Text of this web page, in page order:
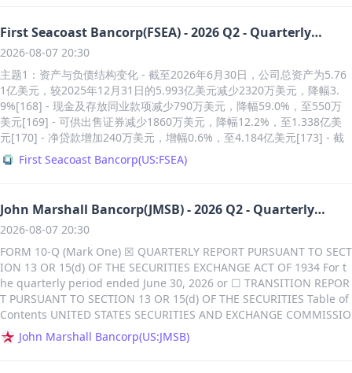
万美元，2025年同期为收益1.16亿美元[491] - 2026年第二季度净已实现
投资损失为1000万美元，2025年同期为600万美元[587] - 2026年上半年
净已实现投资损失为2500万美元，2025年同期为2200万美元[587] - 202
6年第二季度外汇重测损失为100万美元，而2025年同期为收益7100万美
元[595] - 2026年上半年外汇重测损失为1900万美元，而2025年同期为
收益1.04亿美元[595] - 截至2026年6月30日，约66%的应收毛保费（扣
除应付佣金）以非美元货币计价[595] 主题10：金融担保业务表现 - 202
6年第二季度，金融担保板块毛承保保费（GWP）为8100万美元，新业
务现值（PVP）为7900万美元，毛承保面值为83.51亿美元[481] - 2026
同期为7600万美元[506] - 金融担保板块2026年上半年调整后营业收入为
1.87亿美元，2025年同期为2.44亿美元[506] - 2026年第二季度净赚保费
和信用衍生品收入为1.06亿美元，较2025年同期的9200万美元增长，主
要由于更高的赎回和更高的定期结构化融资净赚保费[514] - 2026年上半
年净赚保费和信用衍生品收入为1.92亿美元，较2025年同期的2.26亿美
元下降，主要由于2025年上半年LBIE诉讼解决相关的信用衍生品收入[51
4] - 截至2026年6月30日，36亿美元的净递延保费收入将在金融担保保险
合同存续期内赚取[514] - 2026年第二季度总GWP为8100万美元，较202
5年同期的8500万美元下降[517] - 2026年第二季度总PVP为7900万美
亿美元[25] - 2026财年第三季度报告调整后EBITDA为3497.3万美元，按
固定汇率计算为3539.9万美元[25]
69.4%[104] - 2026年第二季度，BancShares信贷损失拨备为负1000万
美元，而2025年同期为1.15亿美元拨备[207] 主题3：净利息收入和非利
息收入 - 2026年第二季度净利息收入为16.56亿美元，较2025年同期的1
6.95亿美元下降2.3%[16] - 2026年第二季度非利息收入为7.76亿美元，
较2025年同期的6.78亿美元增长14.5%[16] - 2026年第二季度，BancSh
ares净利息收入为16.56亿美元，较2025年同期的16.95亿美元下降2.3%
[207] 主题4：贷款和租赁业务表现 - 截至2026年6月30日，贷款和租赁
总额为1510.34亿美元，较2025年12月31日的1479.30亿美元增长2.1%
[14] - 截至2026年6月30日，贷款和租赁总额为1510.34亿美元，高于20
2月31日，贷款和租赁总额为1479.30亿美元，其中不良贷款为13.07亿美
元[68] - 截至2026年6月30日，商业贷款和租赁总额为1245.38亿美元，
租赁总额为264.96亿美元，其中不良贷款为2.42亿美元[68] - 截至2026
年6月30日，商业贷款总额为1245.38亿美元，其中“通过”类贷款为1180.
47亿美元[77] - 截至2026年6月30日，消费贷款总额为264.96亿美元[78]
- 截至2025年12月31日，商业贷款总额为1207.34亿美元，其中Pass级
贷款为1137.01亿美元[79] - 截至2025年12月31日，消费贷款总额为27
1.96亿美元[80] - 2026年第二季度末，BancShares贷款和租赁总额为15
First Seacoast Bancorp(FSEA) - 2026 Q2 - Quarterly
Report
2026-08-07 20:30
主题1：资产与负债结构变化 - 截至2026年6月30日，公司总资产为5.76
1亿美元，较2025年12月31日的5.993亿美元减少2320万美元，降幅3.
9%[168] - 现金及存放同业款项减少790万美元，降幅59.0%，至550万
美元[169] - 可供出售证券减少1860万美元，降幅12.2%，至1.338亿美
元[170] - 净贷款增加240万美元，增幅0.6%，至4.184亿美元[173] - 截
至2026年6月30日，存款总额为4.542亿美元，较2025年12月31日的4.7
08亿美元减少1660万美元，降幅3.5%[181] - 核心存款（不含定期存
2026年6月30日的4480万美元[182] - 股东权益总额增加26.3万美元，增
幅0.4%，至2026年6月30日的6380万美元[182] 主题2：贷款组合细分 -
商业和工业贷款增加430万美元，增幅18.9%，至2680万美元[174] - 收
购、开发和土地贷款增加290万美元，增幅22.8%，至1580万美元[174] -
房屋净值贷款及信贷额度增加290万美元，增幅14.1%，至2360万美元[1
74] 主题3：存款与保险状况 - 截至2026年6月30日，未保险存款总额估
计不超过1.214亿美元，占总存款的26.7%[179] - 截至2026年6月30日，
4：信贷质量与准备 - 截至2026年6月30日，贷款信用损失准备为340万
First Seacoast Bancorp(US:FSEA)
John Marshall Bancorp(JMSB) - 2026 Q2 - Quarterly
Report
2026-08-07 20:30
FORM 10-Q (Mark One) ☒ QUARTERLY REPORT PURSUANT TO SECT
ION 13 OR 15(d) OF THE SECURITIES EXCHANGE ACT OF 1934 For t
he quarterly period ended June 30, 2026 or ☐ TRANSITION REPOR
T PURSUANT TO SECTION 13 OR 15(d) OF THE SECURITIES Table of
Contents UNITED STATES SECURITIES AND EXCHANGE COMMISSIO
N Washington, D.C. 20549 EXCHANGE ACT OF 1934 For the transiti
on period from to Commission File Number: 001-41315 John Mars
John Marshall Bancorp(US:JMSB)